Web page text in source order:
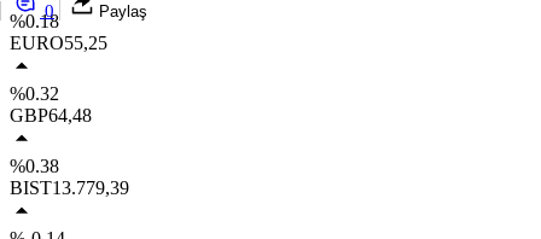
%0.18
EURO55,25
%0.32
GBP64,48
%0.38
BIST13.779,39
0 Paylaş